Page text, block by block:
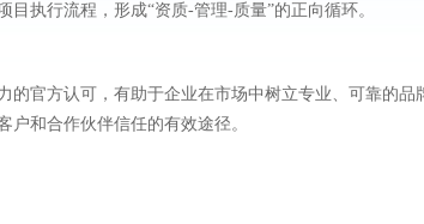
执行流程，形成“资质-管理-质量”的正向循环。
的官方认可，有助于企业在市场中树立专业、可靠的品
和合作伙伴信任的有效途径。